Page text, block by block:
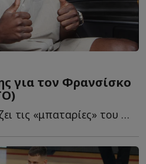
για τον Φρανσίσκο
Ο Γάλλος γκαρντ γεμίζει τις «μπαταρίες» του στο «νησί τ...